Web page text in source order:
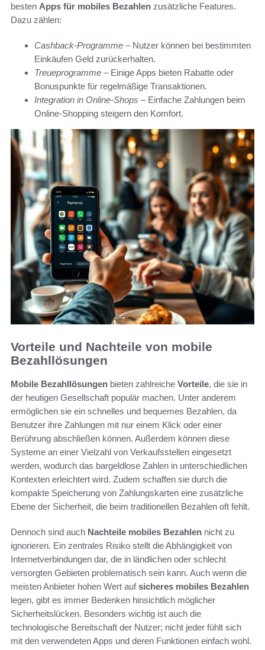
besten Apps für mobiles Bezahlen zusätzliche Features.
Dazu zählen:
Cashback-Programme – Nutzer können bei bestimmten
Einkäufen Geld zurückerhalten.
Treueprogramme – Einige Apps bieten Rabatte oder
Bonuspunkte für regelmäßige Transaktionen.
Integration in Online-Shops – Einfache Zahlungen beim
Online-Shopping steigern den Komfort.
Vorteile und Nachteile von mobile
Bezahllösungen
Mobile Bezahllösungen bieten zahlreiche Vorteile, die sie in
der heutigen Gesellschaft populär machen. Unter anderem
ermöglichen sie ein schnelles und bequemes Bezahlen, da
Benutzer ihre Zahlungen mit nur einem Klick oder einer
Berührung abschließen können. Außerdem können diese
Systeme an einer Vielzahl von Verkaufsstellen eingesetzt
werden, wodurch das bargeldlose Zahlen in unterschiedlichen
Kontexten erleichtert wird. Zudem schaffen sie durch die
kompakte Speicherung von Zahlungskarten eine zusätzliche
Ebene der Sicherheit, die beim traditionellen Bezahlen oft fehlt.
Dennoch sind auch Nachteile mobiles Bezahlen nicht zu
ignorieren. Ein zentrales Risiko stellt die Abhängigkeit von
Internetverbindungen dar, die in ländlichen oder schlecht
versorgten Gebieten problematisch sein kann. Auch wenn die
meisten Anbieter hohen Wert aufsicheres mobiles Bezahlen
legen, gibt es immer Bedenken hinsichtlich möglicher
Sicherheitslücken. Besonders wichtig ist auch die
technologische Bereitschaft der Nutzer; nicht jeder fühlt sich
mit den verwendeten Apps und deren Funktionen einfach wohl.